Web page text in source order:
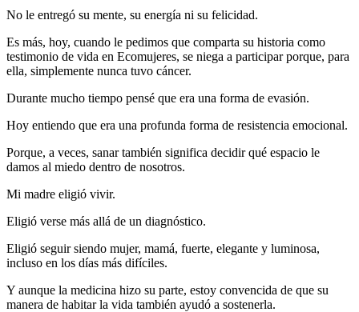
No le entregó su mente, su energía ni su felicidad.
Es más, hoy, cuando le pedimos que comparta su historia como
testimonio de vida en Ecomujeres, se niega a participar porque, para
ella, simplemente nunca tuvo cáncer.
Durante mucho tiempo pensé que era una forma de evasión.
Hoy entiendo que era una profunda forma de resistencia emocional.
Porque, a veces, sanar también significa decidir qué espacio le
damos al miedo dentro de nosotros.
Mi madre eligió vivir.
Eligió verse más allá de un diagnóstico.
Eligió seguir siendo mujer, mamá, fuerte, elegante y luminosa,
incluso en los días más difíciles.
Y aunque la medicina hizo su parte, estoy convencida de que su
manera de habitar la vida también ayudó a sostenerla.